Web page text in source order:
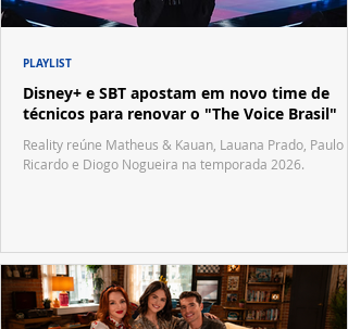
Disney+ e SBT apostam em novo time de
técnicos para renovar o "The Voice Brasil"
Reality reúne Matheus & Kauan, Lauana Prado, Paulo
Ricardo e Diogo Nogueira na temporada 2026.
PLAYLIST